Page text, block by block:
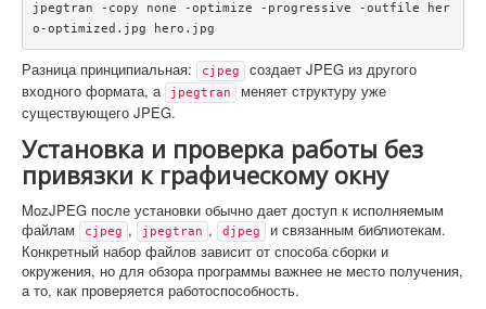
jpegtran -copy none -optimize -progressive -outfile her
o-optimized.jpg hero.jpg
Разница принципиальная: cjpeg
создает JPEG из другого
входного формата, а
jpegtran
меняет структуру уже
существующего JPEG.
Установка и проверка работы без
привязки к графическому окну
MozJPEG после установки обычно дает доступ к исполняемым
файлам
cjpeg , jpegtran , djpeg
и связанным библиотекам.
Конкретный набор файлов зависит от способа сборки и
окружения, но для обзора программы важнее не место получения,
а то, как проверяется работоспособность.